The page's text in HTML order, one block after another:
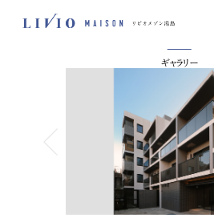
Gallery
ギャラリー